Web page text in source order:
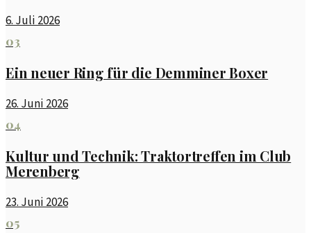
6. Juli 2026
03
Ein neuer Ring für die Demminer Boxer
26. Juni 2026
04
Kultur und Technik: Traktortreffen im Club
Merenberg
23. Juni 2026
05